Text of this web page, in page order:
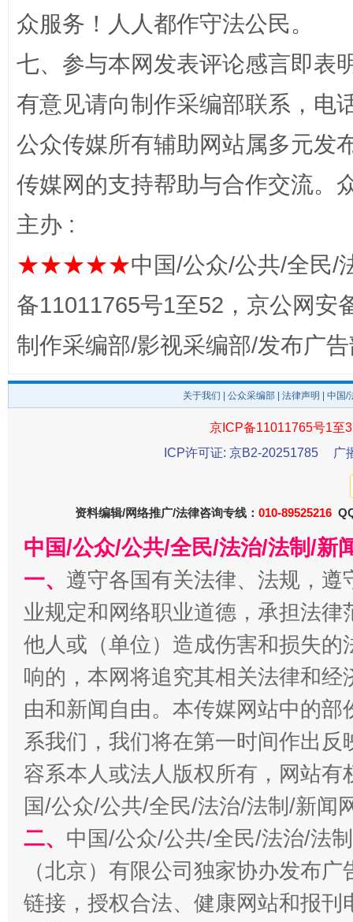
完善运行机制助力责任有效落实 一纸欠
东山县通报“牛蛙产品抗生素超标问题” 法
揭开“小金库”的免责幌子
受贿1.44亿！段成刚被判无期 从幼
众服务！人人都作守法公民。
七、参与本网发表评论感言即表
有意见请向制作采编部联系，电
公众传媒所有辅助网站属多元发
传媒网的支持帮助与合作交流。
主办 :
★★★★★中国/公众/公共/全民/
备11011765号1至52，京公网安
制作采编部/影视采编部/发布广
关于我们 公众采编部 法律声明 | 中国
京ICP备11011765号1至
ICP许可证: 京B2-20251785
广
资料编辑/网络推广/法律咨询专线： 010-89525216
中国/公众/公共/全民/法治/法制/新
一、 遵守各国有关法律、法规，
业规定和网络职业道德，承担法
他人或（单位）造成伤害和损失
响的，本网将追究其相关法律和
由和新闻自由。本传媒网站中的
系我们，我们将在第一时间作出
容系本人或法人版权所有，网站
国/公众/公共/全民/法治/法制/新闻
二、 中国/公众/公共/全民/法治/法
（北京）有限公司独家协办发布
链接，授权合法、健康网站和报